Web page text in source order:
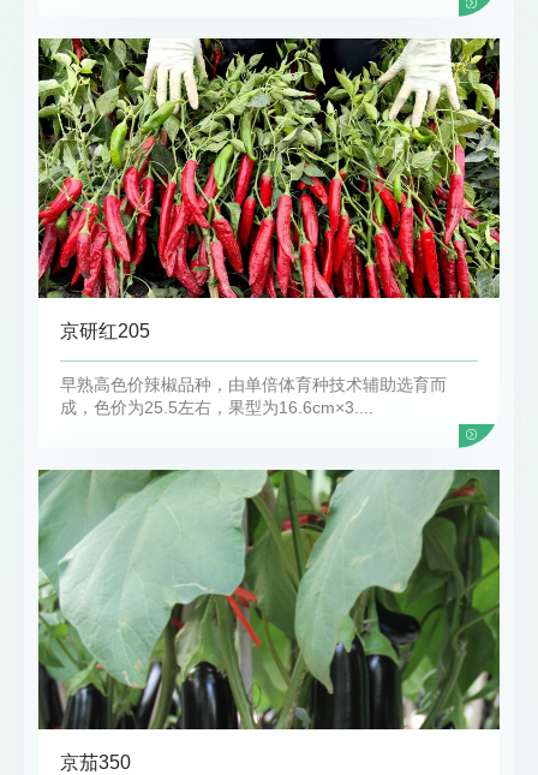
京研红205
早熟高色价辣椒品种，由单倍体育种技术辅助选育而
成，色价为25.5左右，果型为16.6cm×3....
京茄350